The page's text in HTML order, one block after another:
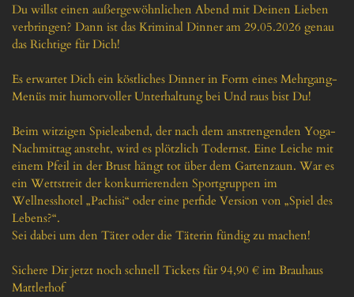
Du willst einen außergewöhnlichen Abend mit Deinen Lieben
verbringen? Dann ist das Kriminal Dinner am 29.05.2026 genau
das Richtige für Dich!
Es erwartet Dich ein köstliches Dinner in Form eines Mehrgang-
Menüs mit humorvoller Unterhaltung bei Und raus bist Du!
Beim witzigen Spieleabend, der nach dem anstrengenden Yoga-
Nachmittag ansteht, wird es plötzlich Todernst. Eine Leiche mit
einem Pfeil in der Brust hängt tot über dem Gartenzaun. War es
ein Wettstreit der konkurrierenden Sportgruppen im
Wellnesshotel „Pachisi“ oder eine perfide Version von „Spiel des
Lebens?“.
Sei dabei um den Täter oder die Täterin fündig zu machen!
Sichere Dir jetzt noch schnell Tickets für 94,90 € im Brauhaus
Mattlerhof